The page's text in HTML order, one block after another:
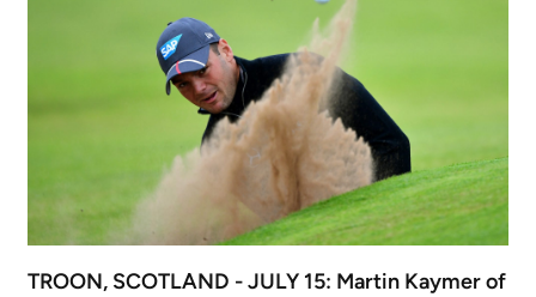
TROON, SCOTLAND - JULY 15: Martin Kaymer of